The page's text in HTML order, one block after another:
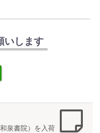
いします
泉書院）を入荷